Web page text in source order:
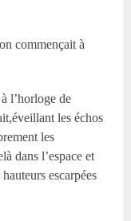
commençait à
l’horloge de
les échos
les
dans l’espace et
escarpées